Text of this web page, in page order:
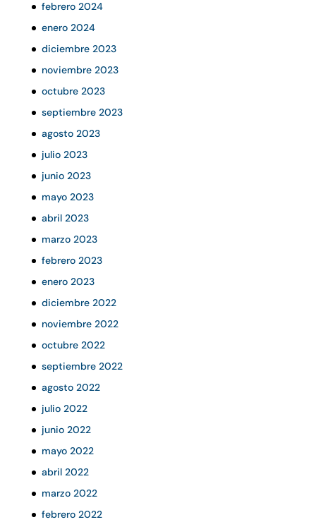
febrero 2024
enero 2024
diciembre 2023
noviembre 2023
octubre 2023
septiembre 2023
agosto 2023
julio 2023
junio 2023
mayo 2023
abril 2023
marzo 2023
febrero 2023
enero 2023
diciembre 2022
noviembre 2022
octubre 2022
septiembre 2022
agosto 2022
julio 2022
junio 2022
mayo 2022
abril 2022
marzo 2022
febrero 2022